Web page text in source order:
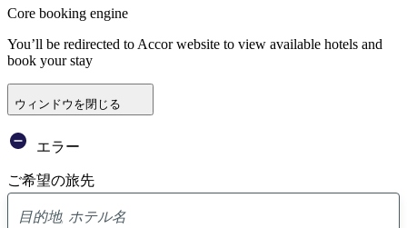
Core booking engine
You’ll be redirected to Accor website to view available hotels and
book your stay
ウィンドウを閉じる
エラー
ご希望の旅先